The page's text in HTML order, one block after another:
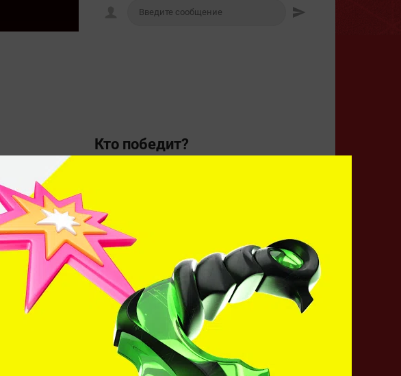
Кто победит?
Apex Genesis
КЕРРИ
МИДЕР
ОФФЛЕЙНЕР
CАППОРТ
CАППОРТ